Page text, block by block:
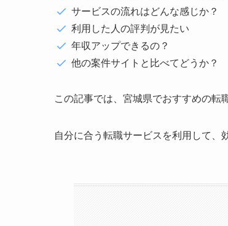
サービスの流れはどんな感じか？
利用した人の評判が見たい
年収アップできるの？
他の案件サイトと比べてどうか？
この記事では、宮城県でおすすめの転
自分に合う転職サービスを利用して、